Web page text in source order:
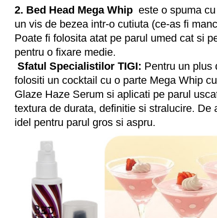
2. Bed Head Mega Whip este o spuma
un vis de bezea intr-o cutiuta (ce-as fi
Poate fi folosita atat pe parul umed cat si
pentru o fixare medie.
Sfatul Specialistilor TIGI: Pentru un plus
folositi un cocktail cu o parte Mega Whip
Glaze Haze Serum si aplicati pe parul
textura de durata, definitie si stralucire. De
idel pentru parul gros si aspru.